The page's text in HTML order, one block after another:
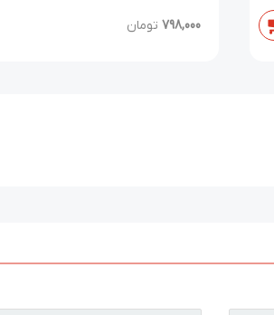
798,000 تومان